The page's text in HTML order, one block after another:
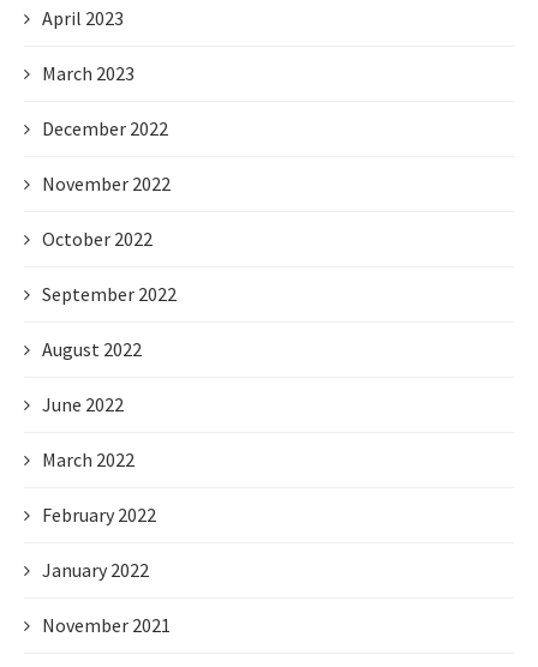
April 2023
March 2023
December 2022
November 2022
October 2022
September 2022
August 2022
June 2022
March 2022
February 2022
January 2022
November 2021